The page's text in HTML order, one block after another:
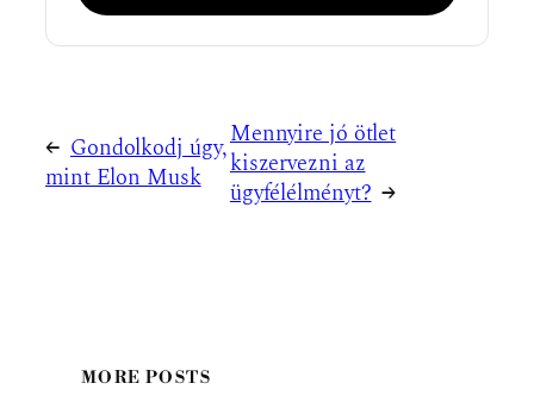
← Gondolkodj úgy,
mint Elon Musk
Mennyire jó ötlet
kiszervezni az
ügyfélélményt? →
MORE POSTS